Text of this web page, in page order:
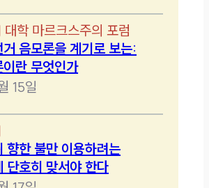
대학 마르크스주의 포럼
거 음모론을 계기로 보는:
이란 무엇인가
15일
향한 불만 이용하려는
단호히 맞서야 한다